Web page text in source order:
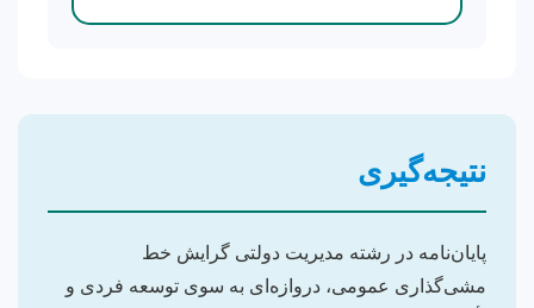
نتیجه‌گیری
پایان‌نامه در رشته مدیریت دولتی گرایش خط
مشی‌گذاری عمومی، دروازه‌ای به سوی توسعه فردی و